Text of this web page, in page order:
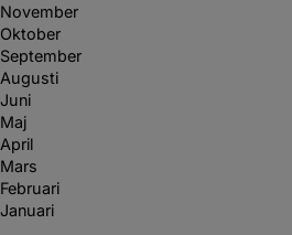
November
Oktober
September
Augusti
Juni
Maj
April
Mars
Februari
Januari